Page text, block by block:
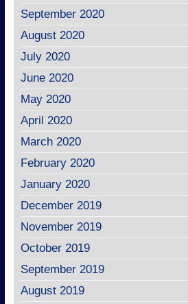
September 2020
August 2020
July 2020
June 2020
May 2020
April 2020
March 2020
February 2020
January 2020
December 2019
November 2019
October 2019
September 2019
August 2019